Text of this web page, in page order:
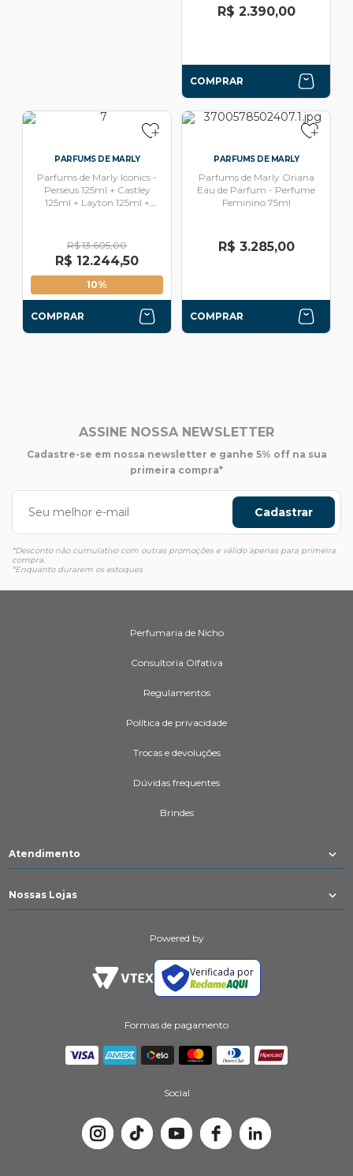
R$ 2.390,00
COMPRAR
PARFUMS DE MARLY
Parfums de Marly Iconics -
Perseus 125ml + Castley
125ml + Layton 125ml +
R$ 13.605,00
R$ 12.244,50
10%
COMPRAR
PARFUMS DE MARLY
Parfums de Marly Oriana
Eau de Parfum - Perfume
Feminino 75ml
R$ 3.285,00
COMPRAR
ASSINE NOSSA NEWSLETTER
Cadastre-se em nossa newsletter e ganhe 5% off na sua
primeira compra*
Cadastrar
*Desconto não cumulativo com outras promoções e válido apenas para primeira
compra.
*Enquanto durarem os estoques
Perfumaria de Nicho
Consultoria Olfativa
Regulamentos
Política de privacidade
Trocas e devoluções
Dúvidas frequentes
Brindes
Atendimento
Nossas Lojas
Powered by
Verificada por
Formas de pagamento
Social